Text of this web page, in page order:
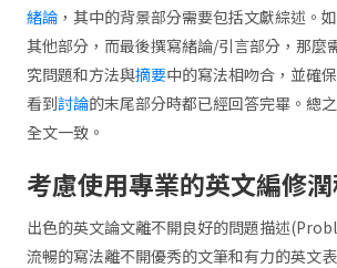
緒論，其中的背景部分需要包括文獻綜述。
其他部分，而最後撰寫緒論/引言部分，那麼
究問題和方法與摘要中的寫法相吻合，並確
看到討論的末尾部分時都已經回答完畢。總
全文一致。
考慮使用專業的英文編修
出色的英文論文離不開良好的問題描述
流暢的寫法離不開優秀的文筆和有力的英文